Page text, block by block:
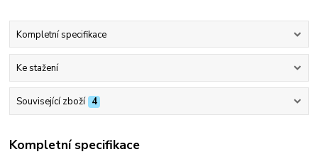
Kompletní specifikace
Ke stažení
Související zboží 4
Kompletní specifikace